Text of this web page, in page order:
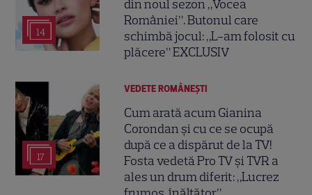
14
din noul sezon „Vocea
României”. Butonul care
schimbă jocul: „L-am folosit cu
plăcere” EXCLUSIV
17
VEDETE ROMÂNEŞTI
Cum arată acum Gianina
Corondan și cu ce se ocupă
după ce a dispărut de la TV!
Fosta vedetă Pro TV și TVR a
ales un drum diferit: „Lucrez